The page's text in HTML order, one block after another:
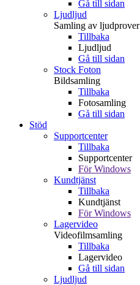
Gå till sidan
Ljudljud
Samling av ljudprover
Tillbaka
Ljudljud
Gå till sidan
Stock Foton
Bildsamling
Tillbaka
Fotosamling
Gå till sidan
Stöd
Supportcenter
Tillbaka
Supportcenter
För Windows
Kundtjänst
Tillbaka
Kundtjänst
För Windows
Lagervideo
Videofilmsamling
Tillbaka
Lagervideo
Gå till sidan
Ljudljud